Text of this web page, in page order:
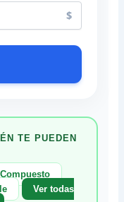
$
TE PUEDEN
Ver todas